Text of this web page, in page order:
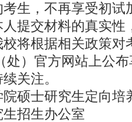
生，不再享受初试
人提交材料的真实
将根据相关政策对
处）官方网站上公
关注。
硕士研究生定向培
招生办公室